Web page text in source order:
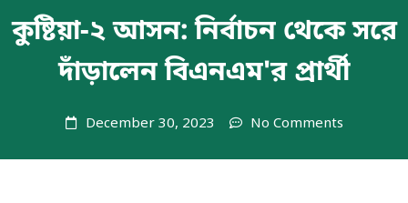
কুষ্টিয়া-২ আসন: নির্বাচন থেকে সরে
দাঁড়ালেন বিএনএম'র প্রার্থী
December 30, 2023 No Comments